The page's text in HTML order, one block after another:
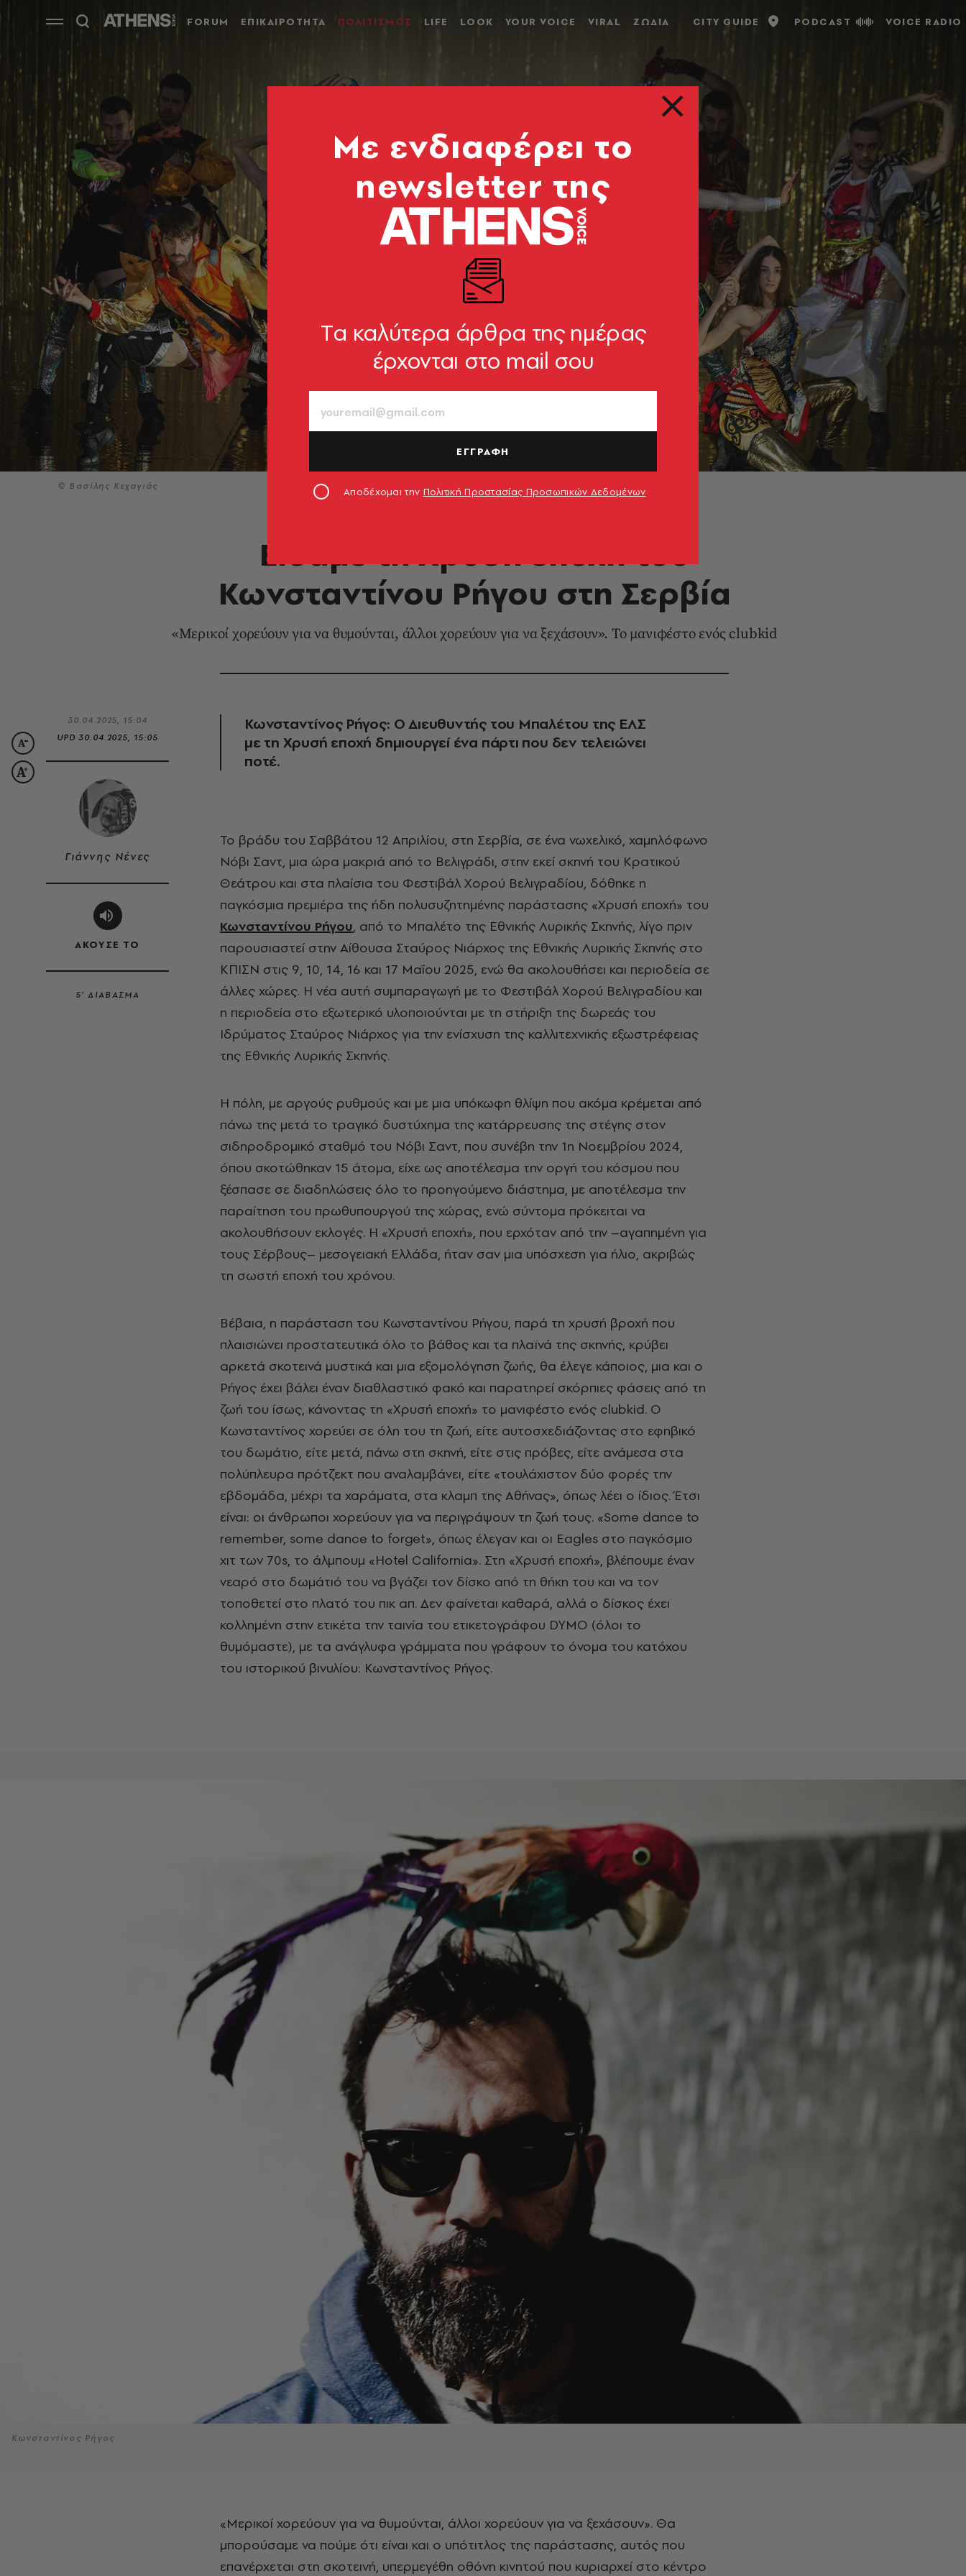
FORUM ΕΠΙΚΑΙΡΟΤΗΤΑ ΠΟΛΙΤΙΣΜΟΣ LIFE LOOK YOUR VOICE VIRAL ΖΩΔΙΑ CITY GUIDE PODCAST VOICE RADIO
© Βασίλης Κεχαγιάς
Είδαμε τη Χρυσή εποχή του
Κωνσταντίνου Ρήγου στη Σερβία
«Μερικοί χορεύουν για να θυμούνται, άλλοι χορεύουν για να ξεχάσουν». Το μανιφέστο ενός clubkid
30.04.2025, 15:04
UPD30.04.2025, 15:05
Γιάννης Νένες
ΑΚΟΥΣΕ ΤΟ
5’ ΔΙΑΒΑΣΜΑ
Κωνσταντίνος Ρήγος: Ο Διευθυντής του Μπαλέτου της ΕΛΣ
με τη Χρυσή εποχή δημιουργεί ένα πάρτι που δεν τελειώνει
ποτέ.
Το βράδυ του Σαββάτου 12 Απριλίου, στη Σερβία, σε ένα νωχελικό, χαμηλόφωνο
Νόβι Σαντ, μια ώρα μακριά από το Βελιγράδι, στην εκεί σκηνή του Κρατικού
Θεάτρου και στα πλαίσια του Φεστιβάλ Χορού Βελιγραδίου, δόθηκε η
παγκόσμια πρεμιέρα της ήδη πολυσυζητημένης παράστασης «Χρυσή εποχή» του
Κωνσταντίνου Ρήγου, από το Μπαλέτο της Εθνικής Λυρικής Σκηνής, λίγο πριν
παρουσιαστεί στην Αίθουσα Σταύρος Νιάρχος της Εθνικής Λυρικής Σκηνής στο
ΚΠΙΣΝ στις 9, 10, 14, 16 και 17 Μαΐου 2025, ενώ θα ακολουθήσει και περιοδεία σε
άλλες χώρες. Η νέα αυτή συμπαραγωγή με το Φεστιβάλ Χορού Βελιγραδίου και
η περιοδεία στο εξωτερικό υλοποιούνται με τη στήριξη της δωρεάς του
Ιδρύματος Σταύρος Νιάρχος για την ενίσχυση της καλλιτεχνικής εξωστρέφειας
της Εθνικής Λυρικής Σκηνής.
Η πόλη, με αργούς ρυθμούς και με μια υπόκωφη θλίψη που ακόμα κρέμεται από
πάνω της μετά το τραγικό δυστύχημα της κατάρρευσης της στέγης στον
σιδηροδρομικό σταθμό του Νόβι Σαντ, που συνέβη την 1η Νοεμβρίου 2024,
όπου σκοτώθηκαν 15 άτομα, είχε ως αποτέλεσμα την οργή του κόσμου που
ξέσπασε σε διαδηλώσεις όλο το προηγούμενο διάστημα, με αποτέλεσμα την
παραίτηση του πρωθυπουργού της χώρας, ενώ σύντομα πρόκειται να
ακολουθήσουν εκλογές. Η «Χρυσή εποχή», που ερχόταν από την –αγαπημένη για
τους Σέρβους– μεσογειακή Ελλάδα, ήταν σαν μια υπόσχεση για ήλιο, ακριβώς
τη σωστή εποχή του χρόνου.
Βέβαια, η παράσταση του Κωνσταντίνου Ρήγου, παρά τη χρυσή βροχή που
πλαισιώνει προστατευτικά όλο το βάθος και τα πλαϊνά της σκηνής, κρύβει
αρκετά σκοτεινά μυστικά και μια εξομολόγηση ζωής, θα έλεγε κάποιος, μια και ο
Ρήγος έχει βάλει έναν διαθλαστικό φακό και παρατηρεί σκόρπιες φάσεις από τη
ζωή του ίσως, κάνοντας τη «Χρυσή εποχή» το μανιφέστο ενός clubkid. Ο
Κωνσταντίνος χορεύει σε όλη του τη ζωή, είτε αυτοσχεδιάζοντας στο εφηβικό
του δωμάτιο, είτε μετά, πάνω στη σκηνή, είτε στις πρόβες, είτε ανάμεσα στα
πολύπλευρα πρότζεκτ που αναλαμβάνει, είτε «τουλάχιστον δύο φορές την
εβδομάδα, μέχρι τα χαράματα, στα κλαμπ της Αθήνας», όπως λέει ο ίδιος. Έτσι
είναι: οι άνθρωποι χορεύουν για να περιγράψουν τη ζωή τους. «Some dance to
remember, some dance to forget», όπως έλεγαν και οι Eagles στο παγκόσμιο
χιτ των 70s, το άλμπουμ «Hotel California». Στη «Χρυσή εποχή», βλέπουμε έναν
νεαρό στο δωμάτιό του να βγάζει τον δίσκο από τη θήκη του και να τον
τοποθετεί στο πλατό του πικ απ. Δεν φαίνεται καθαρά, αλλά ο δίσκος έχει
κολλημένη στην ετικέτα την ταινία του ετικετογράφου DYMO (όλοι το
θυμόμαστε), με τα ανάγλυφα γράμματα που γράφουν το όνομα του κατόχου
του ιστορικού βινυλίου: Κωνσταντίνος Ρήγος.
Κωνσταντίνος Ρήγος
«Μερικοί χορεύουν για να θυμούνται, άλλοι χορεύουν για να ξεχάσουν». Θα
μπορούσαμε να πούμε ότι είναι και ο υπότιτλος της παράστασης, αυτός που
επανέρχεται στη σκοτεινή, υπερμεγέθη οθόνη κινητού που κυριαρχεί στο κέντρο
Mε ενδιαφέρει το
newsletter της
Tα καλύτερα άρθρα της ημέρας
έρχονται στο mail σου
ΕΓΓΡΑΦΗ
Αποδέχομαι την Πολιτική Προστασίας Προσωπικών Δεδομένων